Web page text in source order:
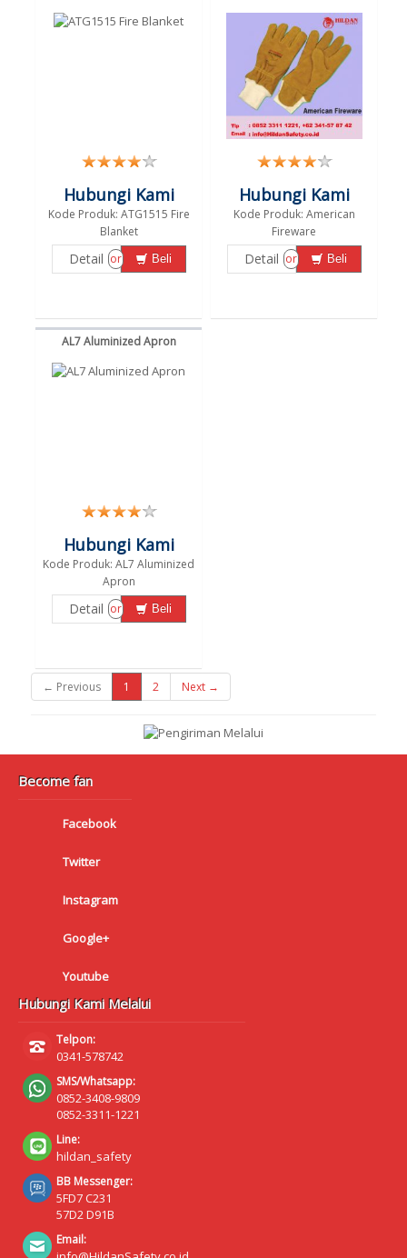
Hubungi Kami
Kode Produk: ATG1515 Fire
Blanket
Detail or Beli
Hubungi Kami
Kode Produk: American
Fireware
Detail or Beli
AL7 Aluminized Apron
Hubungi Kami
Kode Produk: AL7 Aluminized
Apron
Detail or Beli
← Previous 1 2 Next →
Become fan
Facebook
Twitter
Instagram
Google+
Youtube
Hubungi Kami Melalui
Telpon:
0341-578742
SMS/Whatsapp:
0852-3408-9809
0852-3311-1221
Line:
hildan_safety
BB Messenger:
5FD7 C231
57D2 D91B
Email: